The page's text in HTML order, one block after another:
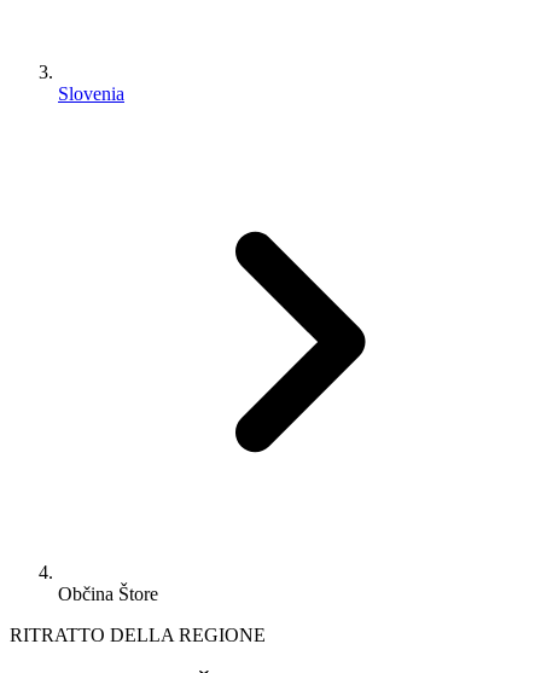
Slovenia
Občina Štore
RITRATTO DELLA REGIONE